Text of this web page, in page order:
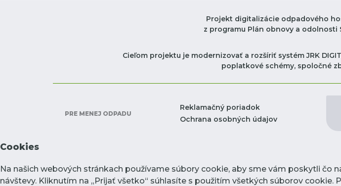
Projekt digitalizácie odpadového
z programu Plán obnovy a odolnosti
Cieľom projektu je modernizovať a rozšíriť systém JRK
poplatkové schémy, spoločné
PRE MENEJ ODPADU
Reklamačný poriadok
Ochrana osobných údajov
Cookies
Na našich webových stránkach používame súbory cookie, aby sme vám poskytli
návštevy. Kliknutím na „Prijať všetko“ súhlasíte s použitím všetkých súborov